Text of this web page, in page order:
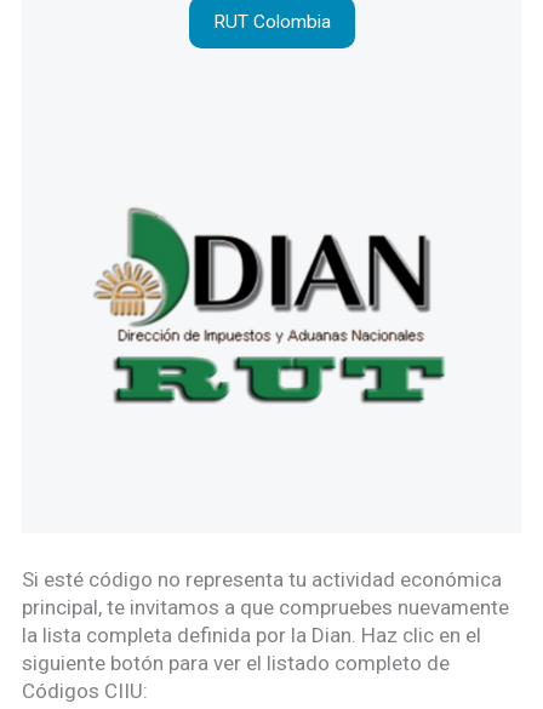
RUT Colombia
Si esté código no representa tu actividad económica
principal, te invitamos a que compruebes nuevamente
la lista completa definida por la Dian. Haz clic en el
siguiente botón para ver el listado completo de
Códigos CIIU: